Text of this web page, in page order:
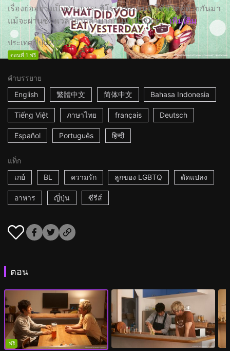
เรื่องย่ออย่างเป็นทางการ: ชิโระและเคนจิ ใช้ชีวิตคู่ด้วยกันมา
แม้จะผ่านช่วงเวลายากลำบากกันมาบ้าง แต่... เพิ่มเติม
ประเทศญี่ปุ่น2023
ตอนที่ 1 ฟรี
คำบรรยาย
English
繁體中文 简体中文 Bahasa Indonesia
Tiếng Việt ภาษาไทย français Deutsch
Español Português हिन्दी
แท็ก
เกย์
BL ความรัก ลูกของ LGBTQ ดัดแปลง
อาหาร ญี่ปุ่น ซีรีส์
ตอน
ฟรี